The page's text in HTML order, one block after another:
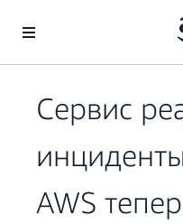
Перейти к главному контенту
Сервис
AWS